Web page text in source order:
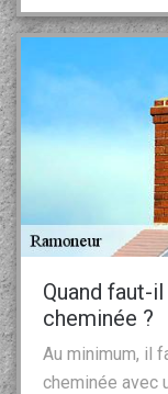
Quand faut-
cheminée ?
Au minimum, il
cheminée avec